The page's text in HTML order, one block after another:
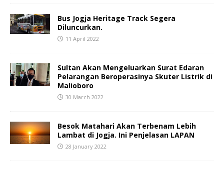
Bus Jogja Heritage Track Segera
Diluncurkan.
11 April 2022
Sultan Akan Mengeluarkan Surat Edaran
Pelarangan Beroperasinya Skuter Listrik di
Malioboro
30 March 2022
Besok Matahari Akan Terbenam Lebih
Lambat di Jogja. Ini Penjelasan LAPAN
28 January 2022